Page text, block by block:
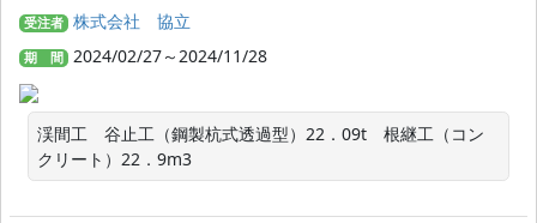
受注者 株式会社 協立
期 間 2024/02/27～2024/11/28
渓間工　谷止工（鋼製杭式透過型）22．09t　根継工（コン
クリート）22．9m3